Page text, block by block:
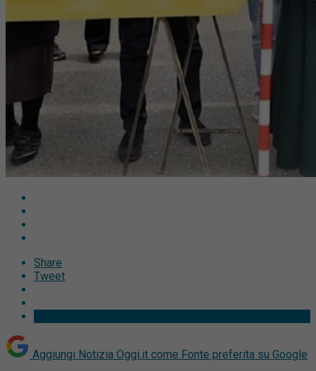
Share
Tweet
Aggiungi Notizia Oggi.it come Fonte preferita su Google